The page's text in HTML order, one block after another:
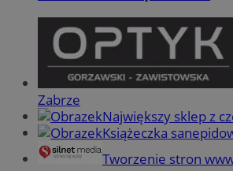
Zabrze
Największy sklep z
Książeczka
Tworzenie stron